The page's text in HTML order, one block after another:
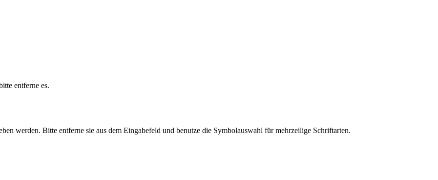
entferne es.
werden. Bitte entferne sie aus dem Eingabefeld und benutze die Symbolauswahl für mehrzeilige Schriftarten.